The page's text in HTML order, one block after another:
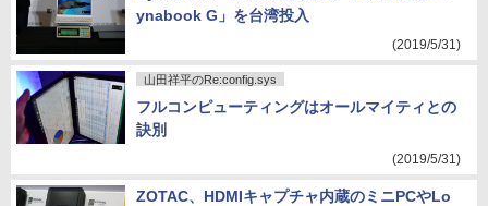
ynabook G」を台湾投入
(2019/5/31)
山田祥平のRe:config.sys
フルコンピューティングはオールマイティとの
訣別
(2019/5/31)
ZOTAC、HDMIキャプチャ内蔵のミニPCやLo